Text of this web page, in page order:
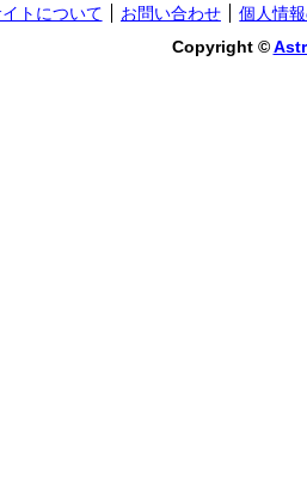
トについて お問い合わせ
個人情
Copyright ©